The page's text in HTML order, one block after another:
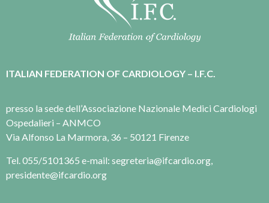
ITALIAN FEDERATION OF CARDIOLOGY – I.F.C.
presso la sede dell’Associazione Nazionale Medici Cardiologi
Ospedalieri – ANMCO
Via Alfonso La Marmora, 36 – 50121 Firenze
Tel. 055/5101365 e-mail: segreteria@ifcardio.org,
presidente@ifcardio.org